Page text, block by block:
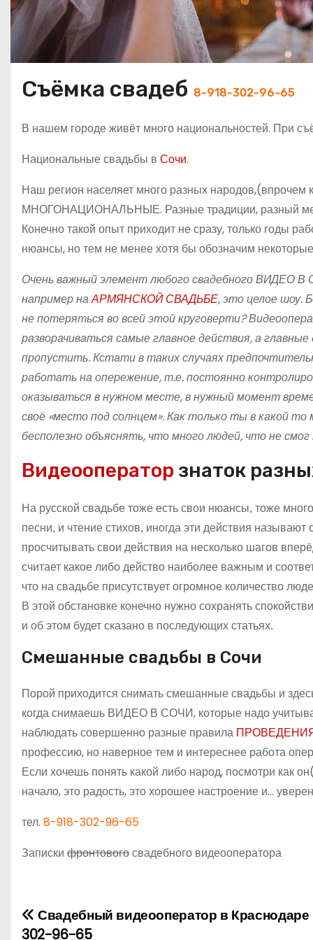
Съёмка свадеб 8-918-302-96-65
В нашем городе живёт много национальностей. При
Национальные свадьбы в Сочи.
Наш регион населяет много разных народов,(впрочем
МНОГОНАЦИОНАЛЬНЫЕ. Разные традиции, разный
Конечно такой опыт приходит не сразу, только годы
нюансы, но тем не менее хотя бы обозначим
Очень важный элемент любого свадебного ВИДЕО В
например наАРМЯНСКОЙ СВАДЬБЕ, это целое шоу.
не потеряться во всей этой круговерти?
разворачиваться самые главное действия, а
пропустить. Кстати в таких случаях
работать на опережение, т.е. постоянно
оказываться в нужном месте, в нужный момент
своё «место под солнцем». Как только ты в какой
бесполезно объяснять, что много людей, что не
Видеооператор знаток
На русской свадьбе тоже есть свои нюансы, тоже
песни, и чтение стихов, иногда эти действия
просчитывать свои действия на несколько шагов
считает какое либо действо наиболее важным и
что на свадьбе присутствует огромное количество
В этой обстановке конечно нужно сохранять
и об этом будет сказано в последующих статьях.
Смешанные свадьбы в Сочи
Порой приходится снимать смешанные свадьбы и
когда снимаешь ВИДЕО В СОЧИ, которые надо
наблюдать совершенно разные правила
профессию, но наверное тем и интереснее работа
Если хочешь понять какой либо народ, посмотри как
начало, это радость, это хорошее настроение и…
тел. 8-918-302-96-65
Записки фронтовогосвадебного видеооператора
Н Свадебный видеооператор в
302-96-65